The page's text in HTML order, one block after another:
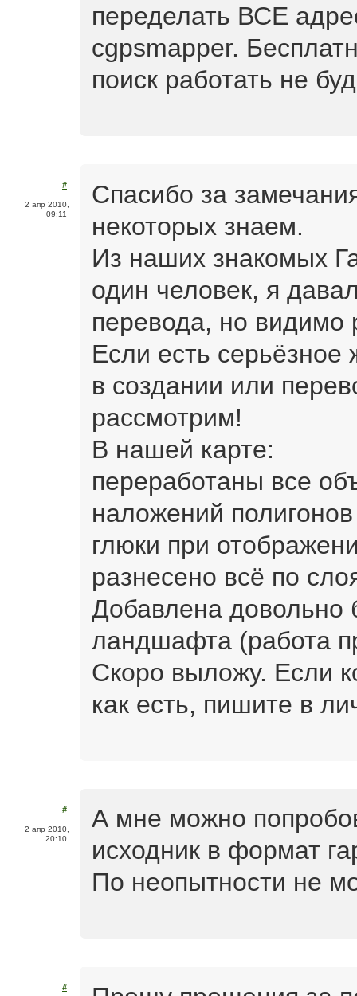
переделать ВСЕ
cgpsmapper.
поиск работать не
#
2 апр 2010,
09:11
Спасибо за
некоторых знаем.
Из наших знакомых
один человек, я
перевода, но видимо
Если есть серьёзное
в создании или
рассмотрим!
В нашей карте:
переработаны все
наложений
глюки при
разнесено всё по
Добавлена довольно
ландшафта (работа
Скоро выложу. Если
как есть, пишите в
#
2 апр 2010,
20:10
А мне можно
исходник в формат
По неопытности не
#